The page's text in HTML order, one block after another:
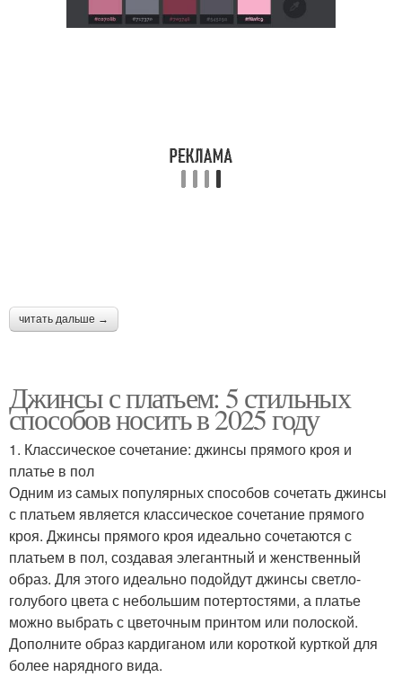
читать дальше →
Джинсы с платьем: 5 стильных
способов носить в 2025 году
1. Классическое сочетание: джинсы прямого кроя и
платье в пол
Одним из самых популярных способов сочетать джинсы
с платьем является классическое сочетание прямого
кроя. Джинсы прямого кроя идеально сочетаются с
платьем в пол, создавая элегантный и женственный
образ. Для этого идеально подойдут джинсы светло-
голубого цвета с небольшим потертостями, а платье
можно выбрать с цветочным принтом или полоской.
Дополните образ кардиганом или короткой курткой для
более нарядного вида.